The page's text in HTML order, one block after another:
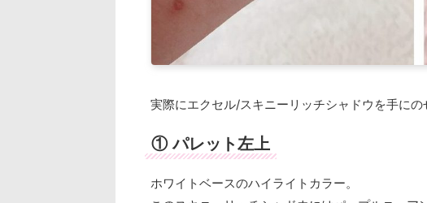
実際にエクセル/スキニーリッチシャドウを手に
① パレット左上
ホワイトベースのハイライトカラー。